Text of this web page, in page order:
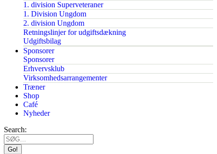
1. division Superveteraner
1. Division Ungdom
2. division Ungdom
Retningslinjer for udgiftsdækning
Udgiftsbilag
Sponsorer
Sponsorer
Erhvervsklub
Virksomhedsarrangementer
Træner
Shop
Café
Nyheder
Search: